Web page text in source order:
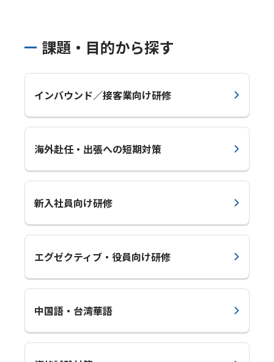
課題・目的から探す
インバウンド／接客業向け研修
海外赴任・出張への短期対策
新入社員向け研修
エグゼクティブ・役員向け研修
中国語・台湾華語